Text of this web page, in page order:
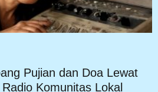
Pujian dan Doa Lewat
Komunitas Lokal